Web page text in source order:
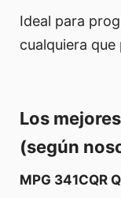
Ideal para
cualquiera
Los
(según
MPG 341CQR